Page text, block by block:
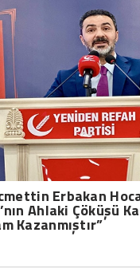
Erbakan
Ahlaki Çöküşü
Kazanmıştır”